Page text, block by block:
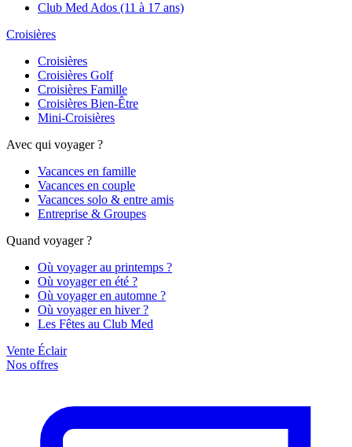
Club Med Ados (11 à 17 ans)
Croisières
Croisières
Croisières Golf
Croisières Famille
Croisières Bien-Être
Mini-Croisières
Avec qui voyager ?
Vacances en famille
Vacances en couple
Vacances solo & entre amis
Entreprise & Groupes
Quand voyager ?
Où voyager au printemps ?
Où voyager en été ?
Où voyager en automne ?
Où voyager en hiver ?
Les Fêtes au Club Med
Vente Éclair
Nos offres